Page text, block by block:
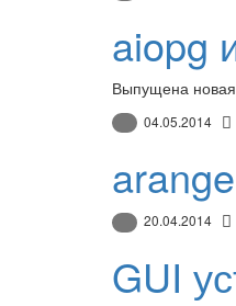
aiopg
Выпущена
04.05.2014
20.04.2014
GUI